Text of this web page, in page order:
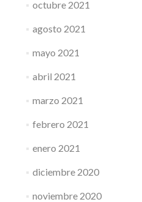
octubre 2021
agosto 2021
mayo 2021
abril 2021
marzo 2021
febrero 2021
enero 2021
diciembre 2020
noviembre 2020